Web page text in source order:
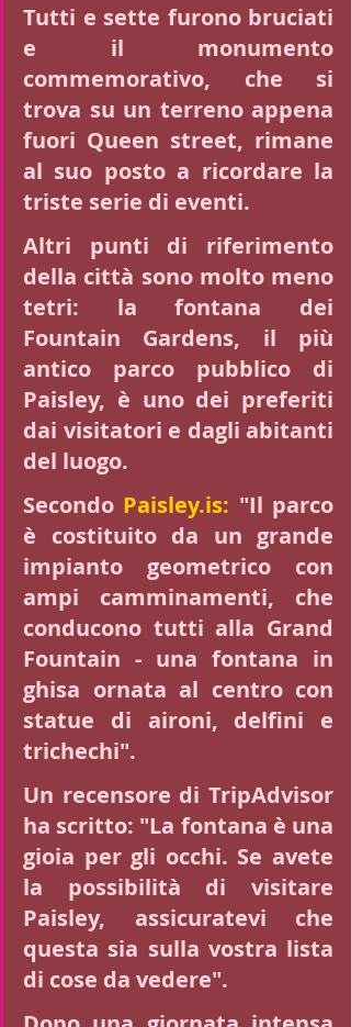
Tutti e sette furono bruciati
e il monumento
commemorativo, che si
trova su un terreno appena
fuori Queen street, rimane
al suo posto a ricordare la
triste serie di eventi.
Altri punti di riferimento
della città sono molto meno
tetri: la fontana dei
Fountain Gardens, il più
antico parco pubblico di
Paisley, è uno dei preferiti
dai visitatori e dagli abitanti
del luogo.
Secondo Paisley.is: "Il parco
è costituito da un grande
impianto geometrico con
ampi camminamenti, che
conducono tutti alla Grand
Fountain - una fontana in
ghisa ornata al centro con
statue di aironi, delfini e
trichechi".
Un recensore di TripAdvisor
ha scritto: "La fontana è una
gioia per gli occhi. Se avete
la possibilità di visitare
Paisley, assicuratevi che
questa sia sulla vostra lista
di cose da vedere".